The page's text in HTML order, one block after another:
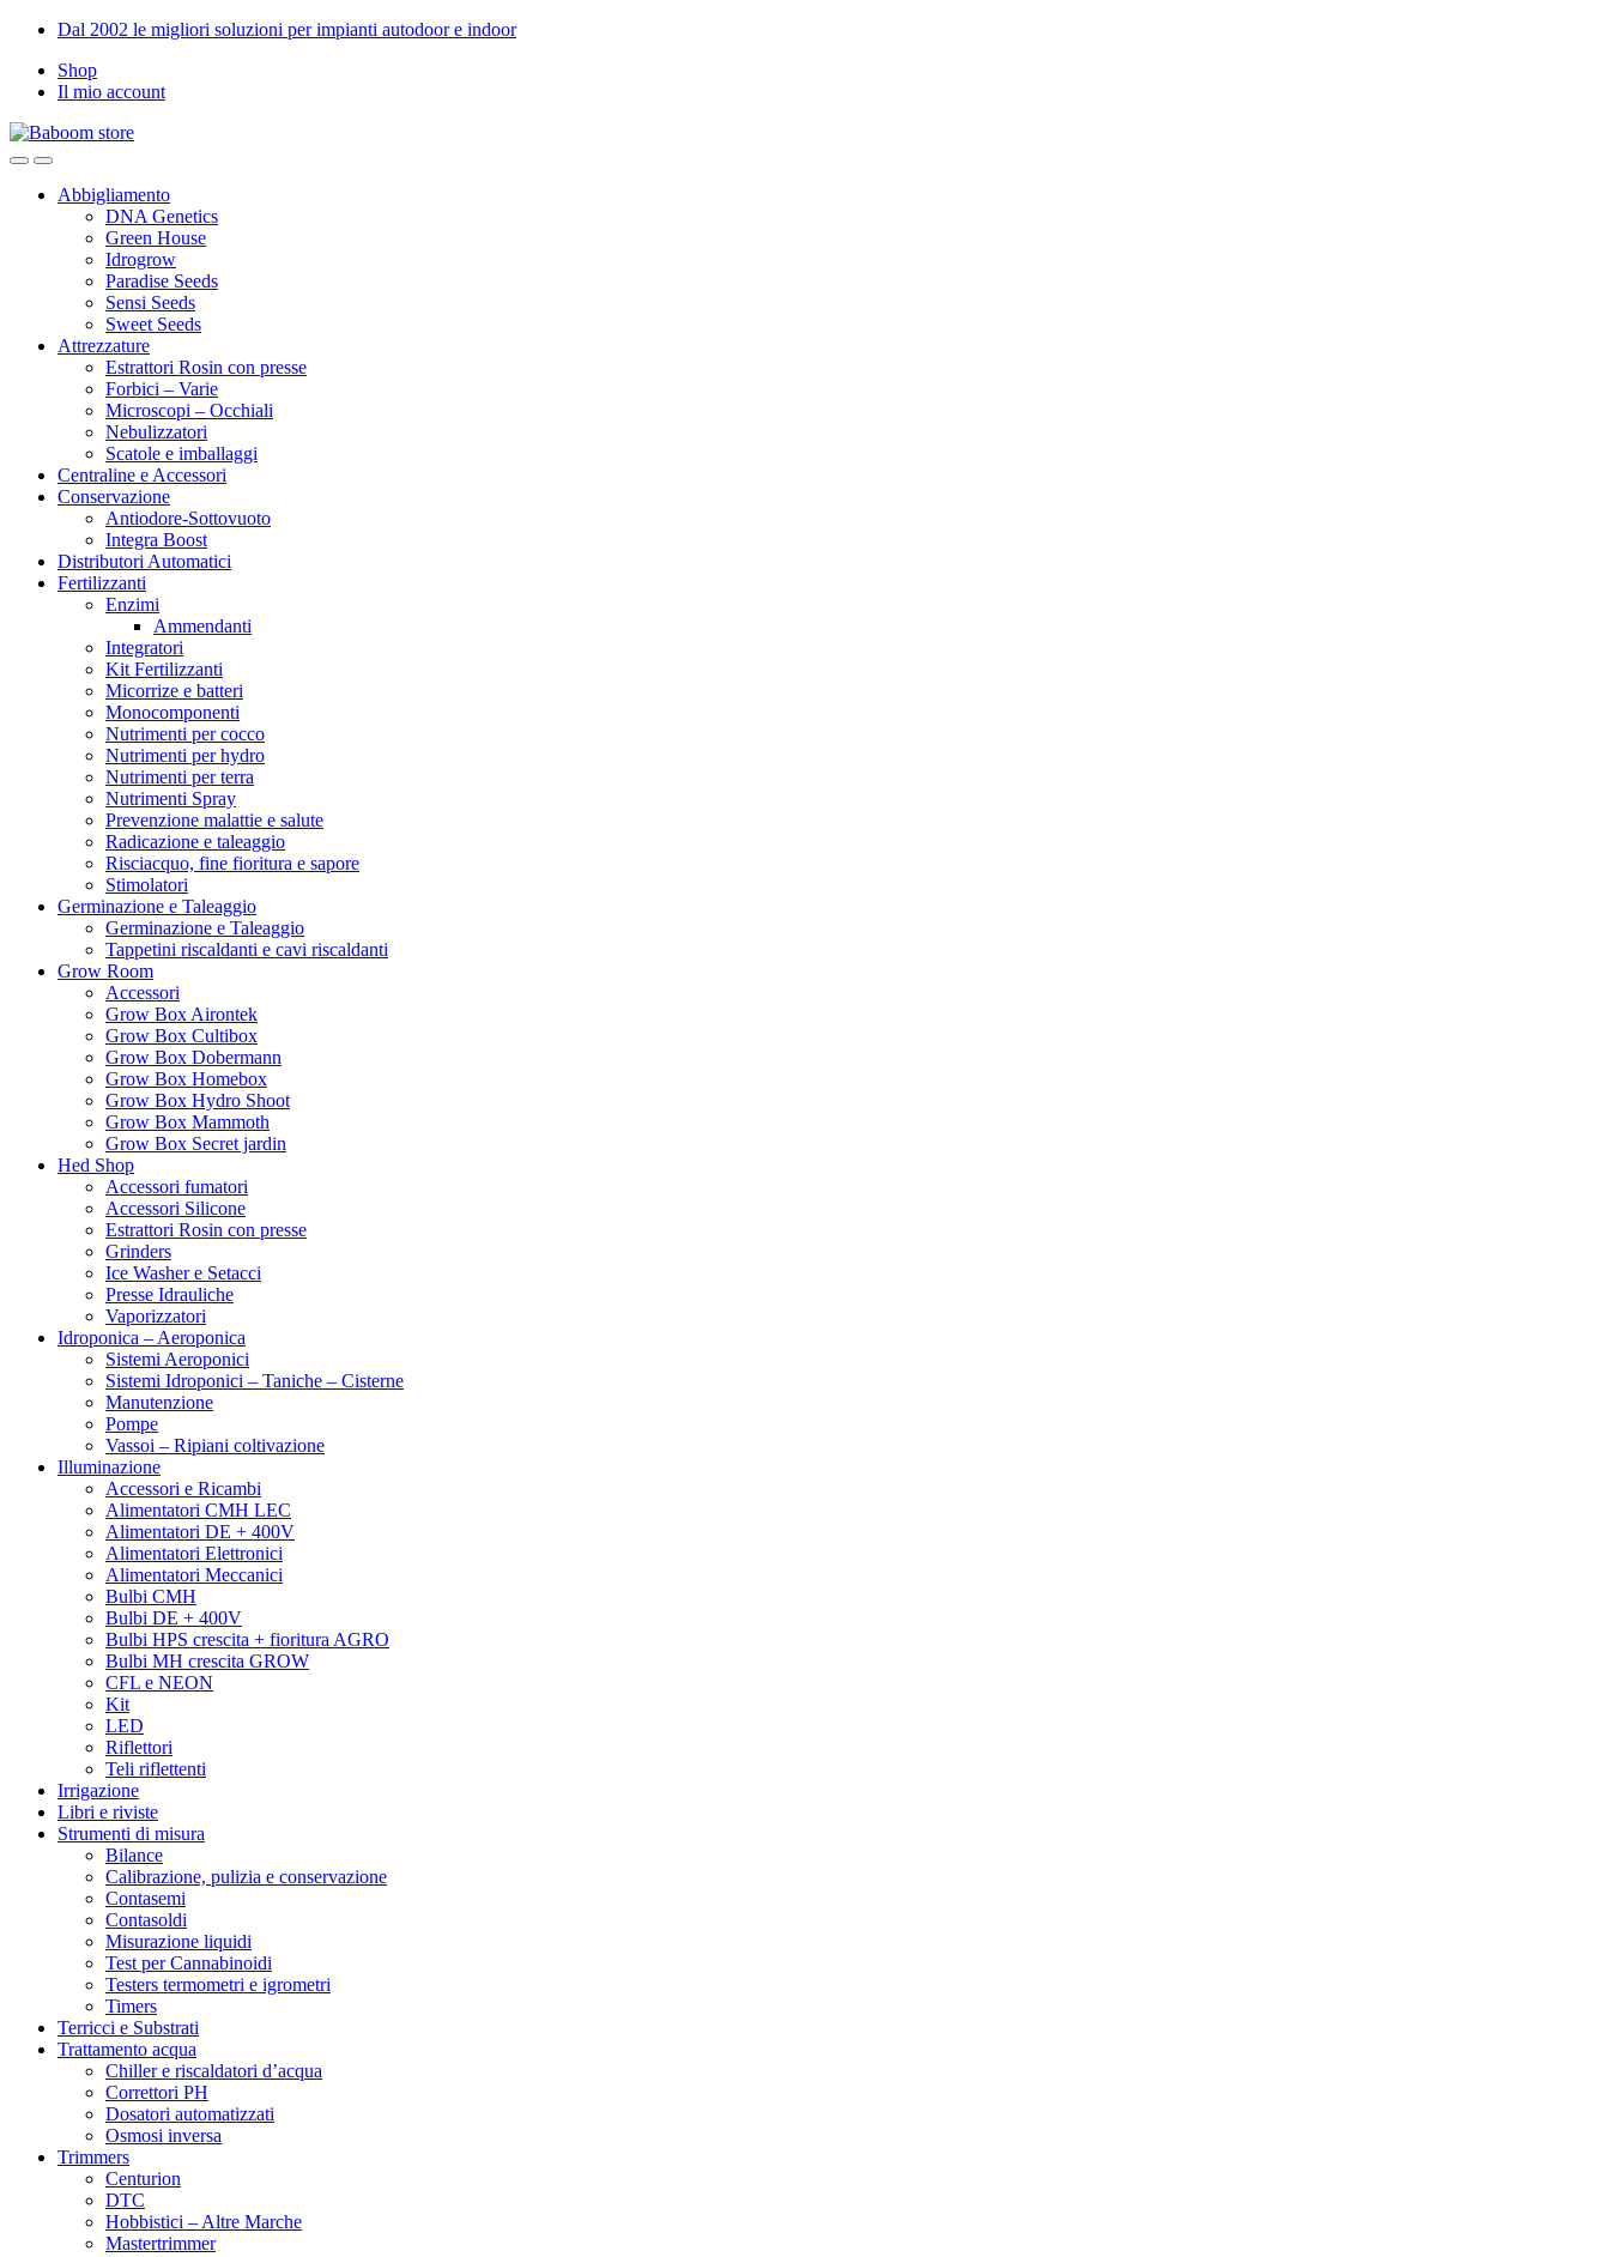
Skip
navigation
Skip
content
Dal 2002 le migliori soluzioni per impianti autodoor e indoor
Shop
Il mio account
Abbigliamento
DNA Genetics
Green House
Idrogrow
Paradise Seeds
Sensi Seeds
Sweet Seeds
Attrezzature
Estrattori Rosin con presse
Forbici – Varie
Microscopi – Occhiali
Nebulizzatori
Scatole e imballaggi
Centraline e Accessori
Conservazione
Antiodore-Sottovuoto
Integra Boost
Distributori Automatici
Fertilizzanti
Enzimi
Ammendanti
Integratori
Kit Fertilizzanti
Micorrize e batteri
Monocomponenti
Nutrimenti per cocco
Nutrimenti per hydro
Nutrimenti per terra
Nutrimenti Spray
Prevenzione malattie e salute
Radicazione e taleaggio
Risciacquo, fine fioritura e sapore
Stimolatori
Germinazione e Taleaggio
Germinazione e Taleaggio
Tappetini riscaldanti e cavi riscaldanti
Grow Room
Accessori
Grow Box Airontek
Grow Box Cultibox
Grow Box Dobermann
Grow Box Homebox
Grow Box Hydro Shoot
Grow Box Mammoth
Grow Box Secret jardin
Hed Shop
Accessori fumatori
Accessori Silicone
Estrattori Rosin con presse
Grinders
Ice Washer e Setacci
Presse Idrauliche
Vaporizzatori
Idroponica – Aeroponica
Sistemi Aeroponici
Sistemi Idroponici – Taniche – Cisterne
Manutenzione
Pompe
Vassoi – Ripiani coltivazione
Illuminazione
Accessori e Ricambi
Alimentatori CMH LEC
Alimentatori DE + 400V
Alimentatori Elettronici
Alimentatori Meccanici
Bulbi CMH
Bulbi DE + 400V
Bulbi HPS crescita + fioritura AGRO
Bulbi MH crescita GROW
CFL e NEON
Kit
LED
Riflettori
Teli riflettenti
Irrigazione
Libri e riviste
Strumenti di misura
Bilance
Calibrazione, pulizia e conservazione
Contasemi
Contasoldi
Misurazione liquidi
Test per Cannabinoidi
Testers termometri e igrometri
Timers
Terricci e Substrati
Trattamento acqua
Chiller e riscaldatori d’acqua
Correttori PH
Dosatori automatizzati
Osmosi inversa
Trimmers
Centurion
DTC
Hobbistici – Altre Marche
Mastertrimmer